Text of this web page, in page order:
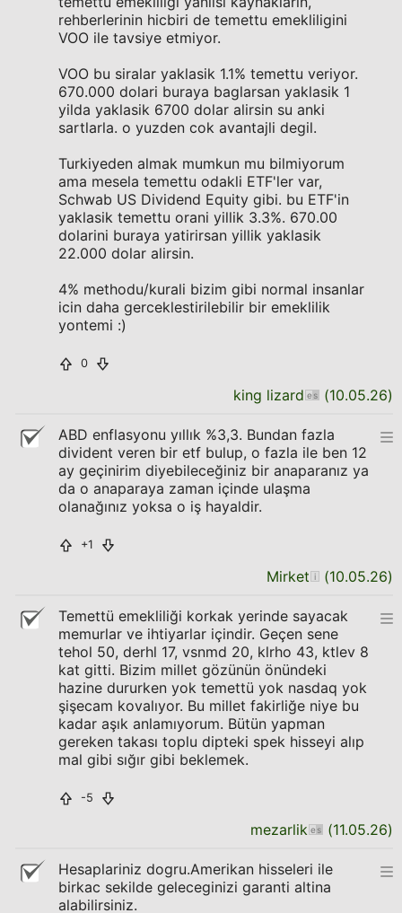
rehberlerinin hicbiri de temettu emekliligini
VOO ile tavsiye etmiyor.
VOO bu siralar yaklasik 1.1% temettu veriyor.
670.000 dolari buraya baglarsan yaklasik 1
yilda yaklasik 6700 dolar alirsin su anki
sartlarla. o yuzden cok avantajli degil.
Turkiyeden almak mumkun mu bilmiyorum
ama mesela temettu odakli ETF'ler var,
Schwab US Dividend Equity gibi. bu ETF'in
yaklasik temettu orani yillik 3.3%. 670.00
dolarini buraya yatirirsan yillik yaklasik
22.000 dolar alirsin.
4% methodu/kurali bizim gibi normal insanlar
icin daha gerceklestirilebilir bir emeklilik
yontemi :)
0
king lizard (10.05.26)
ABD enflasyonu yıllık %3,3. Bundan fazla
divident veren bir etf bulup, o fazla ile ben 12
ay geçinirim diyebileceğiniz bir anaparanız ya
da o anaparaya zaman içinde ulaşma
olanağınız yoksa o iş hayaldir.
+1
Mirket (10.05.26)
Temettü emekliliği korkak yerinde sayacak
memurlar ve ihtiyarlar içindir. Geçen sene
tehol 50, derhl 17, vsnmd 20, klrho 43, ktlev 8
kat gitti. Bizim millet gözünün önündeki
hazine dururken yok temettü yok nasdaq yok
şişecam kovalıyor. Bu millet fakirliğe niye bu
kadar aşık anlamıyorum. Bütün yapman
gereken takası toplu dipteki spek hisseyi alıp
mal gibi sığır gibi beklemek.
-5
mezarlik (11.05.26)
Hesaplariniz dogru.Amerikan hisseleri ile
birkac sekilde geleceginizi garanti altina
alabilirsiniz.